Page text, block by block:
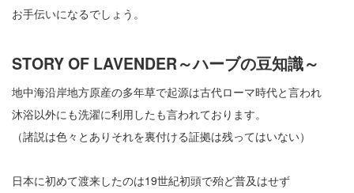
お手伝いになるでしょう。
STORY OF LAVENDER～ハーブの豆知識～
地中海沿岸地方原産の多年草で起源は古代ローマ時代と言われ
沐浴以外にも洗濯に利用したも言われております。
（諸説は色々とありそれを裏付ける証拠は残ってはいない）
日本に初めて渡来したのは19世紀初頭で殆ど普及はせず